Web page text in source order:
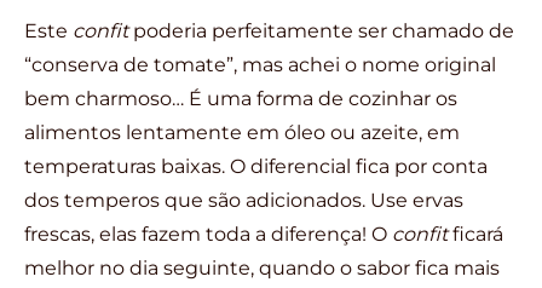
Este confitpoderia perfeitamente ser chamado de
“conserva de tomate”, mas achei o nome original
bem charmoso… É uma forma de cozinhar os
alimentos lentamente em óleo ou azeite, em
temperaturas baixas. O diferencial fica por conta
dos temperos que são adicionados. Use ervas
frescas, elas fazem toda a diferença! O confitficará
melhor no dia seguinte, quando o sabor fica mais